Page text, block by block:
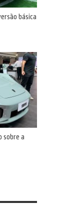
básica
sobre a